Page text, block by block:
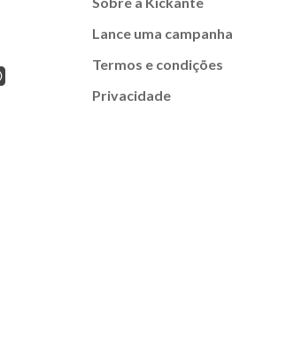
Lance uma campanha
Termos e condições
Privacidade